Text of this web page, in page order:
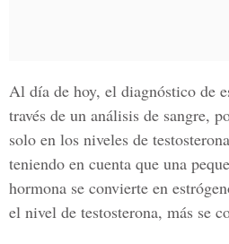
Al día de hoy, el diagnóstico de
través de un análisis de sangre,
solo en los niveles de
teniendo en cuenta que una
hormona se convierte en
el nivel de testosterona, más se